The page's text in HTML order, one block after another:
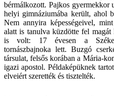
bérmálkozott. Pajkos gyermekkor
helyi gimnáziumába került, ahol
Nem annyira képességeivel,
alatt is tanulva küzdötte fel
is volt: 17 évesen a
tornászbajnoka lett. Buzgó
társulat, felsős korában a Mária-
igazi apostol. Példaképüknek
elveiért szerették és tisztelték.